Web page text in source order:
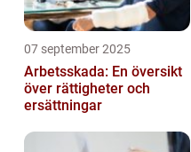
07 september 2025
Arbetsskada: En översikt
över rättigheter och
ersättningar